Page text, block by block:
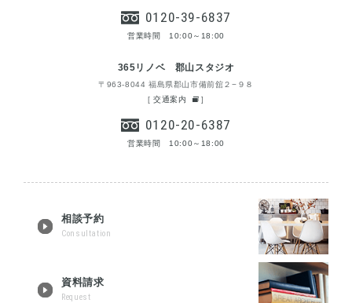
0120-39-6837
営業時間 10:00～18:00
365リノベ 郡山スタジオ
〒963-8044 福島県郡山市備前舘２−９８
[交通案内 ]
0120-20-6387
営業時間 10:00～18:00
相談予約
Consultation
資料請求
Request